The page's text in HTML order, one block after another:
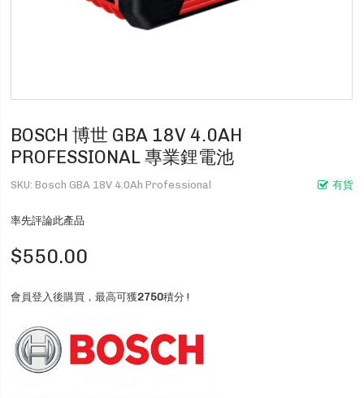
BOSCH 博世 GBA 18V 4.0AH
PROFESSIONAL 專業鋰電池
有貨
SKU Bosch GBA 18V 4.0Ah Professional
率先評論此產品
$550.00
會員登入後購買，最高可獲2750積分 !